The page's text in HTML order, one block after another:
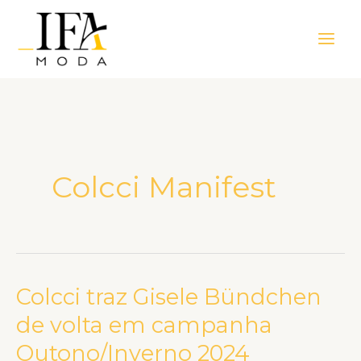
Menu
Colcci Manifest
Colcci traz Gisele Bündchen
de volta em campanha
Outono/Inverno 2024
Colcci
traz
Gisele
Bündchen